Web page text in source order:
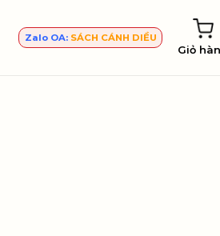
Zalo OA: SÁCH CÁNH DIỀU
Giỏ